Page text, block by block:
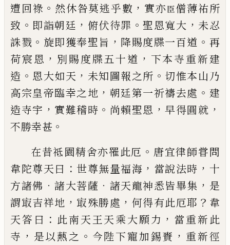
遭回祿 。 然休咎莫逃乎數 ， 實亦臣僧薄祐所
致 。 即詣朝廷 ， 俯伏待罪 。聖恩寬大 ， 未忍
誅戮 。 旋即獲奉聖旨 ， 降賜度牒一百道 。 再
荷宸恩 ， 別賜度牒五十道 ， 下本寺重新建
造 。 恩大如天 ， 未知圖報之所 。 切惟本山乃
高宗皇帝臨幸之地 ， 朝廷第一祈禱去處 。 建
造寺宇 ， 實難稽時 。 尚賴聖恩 ，早得圓就 ，
不勝幸甚 。
在昔祗園精舍亦罹此厄 。 唐宜律師甞問
韋陀尊天曰 ： 世尊無量福海 ， 當說法時 ， 十
方諸佛 ．諸大菩薩 ． 諸天龍神悉皆畢集 ， 是
謂㝡吉祥地 ， 㝡殊勝處 ， 何得有此厄耶 ？ 韋
天答曰 ： 此南天王天乘大願力 ， 當重新此
寺 ， 是以爇之 。 今陛下寵加錫賚 ， 重新徑